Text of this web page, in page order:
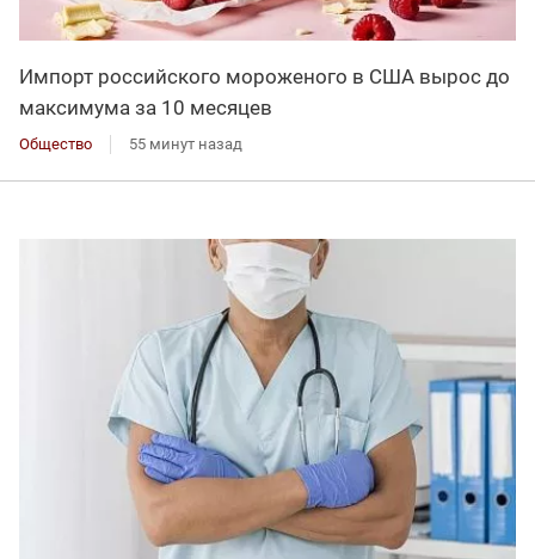
Импорт российского мороженого в США вырос до
максимума за 10 месяцев
Общество 55 минут назад